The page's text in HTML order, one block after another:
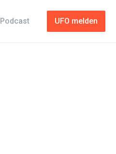
UFO melden
Podcast